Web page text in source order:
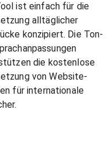
ist einfach für die
alltäglicher
konzipiert. Die Ton-
die kostenlose
von Website-
für internationale